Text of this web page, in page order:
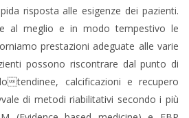
risposta alle esigenze dei pazienti.
al meglio e in modo tempestivo le
prestazioni adeguate alle varie
possono riscontrare dal punto di
tendinee, calcificazioni e recupero
di metodi riabilitativi secondo i più